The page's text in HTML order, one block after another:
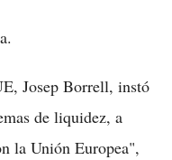
Josep Borrell, instó
de liquidez, a
la Unión Europea",